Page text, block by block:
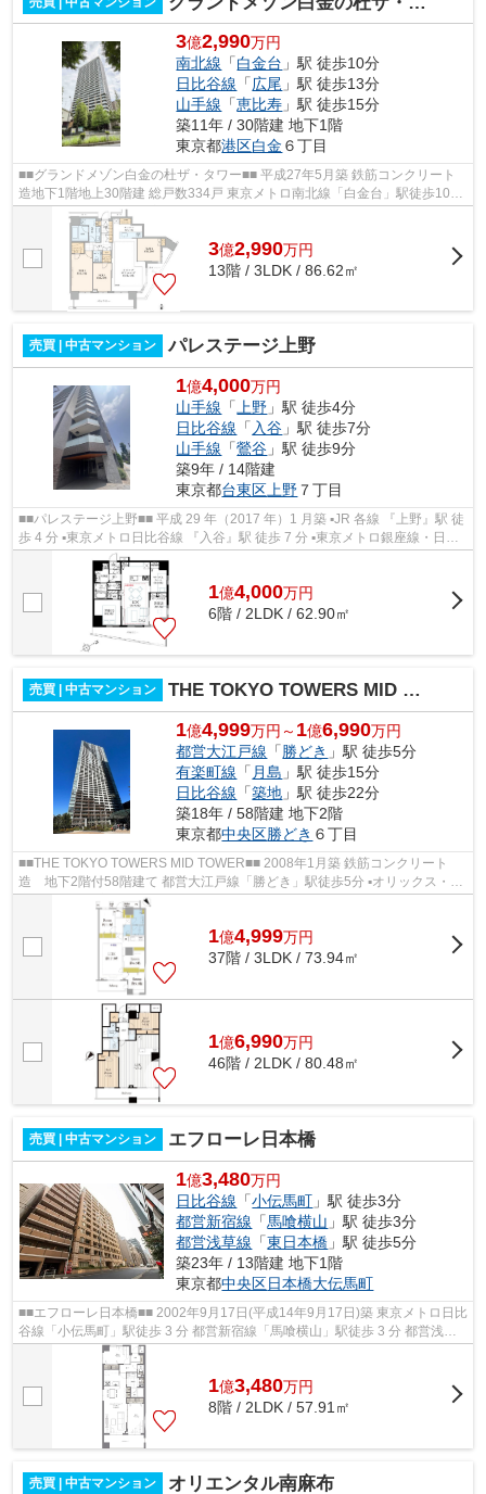
3億2,990万円
南北線 「白金台 」駅 徒歩10分
日比谷線 「広尾 」駅 徒歩13分
山手線 「恵比寿 」駅 徒歩15分
築11年 / 30階建 地下1階
東京都港区白金 ６丁目
■■グランドメゾン白金の杜ザ・タワー■■ 平成27年5月築 鉄筋コンクリート
造地下1階地上30階建 総戸数334戸 東京メトロ南北線「白金台」駅徒歩10分
東京メトロ日比谷線「広尾」駅徒歩1...
3億2,990万円
13階 / 3LDK / 86.62㎡
売買 | 中古マンション パレステージ上野
1億4,000万円
山手線 「上野 」駅 徒歩4分
日比谷線 「 入谷 」駅 徒歩7分
山手線 「鶯谷 」駅 徒歩9分
築9年 / 14階建
東京都台東区上野 ７丁目
■■パレステージ上野■■ 平成 29 年（2017 年）1 月築 ▪JR 各線 『上野』駅 徒
歩 4 分 ▪東京メトロ日比谷線 『入谷』駅 徒歩 7 分 ▪東京メトロ銀座線・日比
谷線 『上野』駅 徒歩 8 分 ...
1億4,000万円
6階 / 2LDK / 62.90㎡
売買 | 中古マンション THE TOKYO TOWERS MID TOWER
1億4,999万円～ 1億6,990万円
都営大江戸線 「 勝どき 」駅 徒歩5分
有楽町線 「 月島 」駅 徒歩15分
日比谷線 「築地 」駅 徒歩22分
築18年 / 58階建 地下2階
東京都中央区勝どき ６丁目
■■THE TOKYO TOWERS MID TOWER■■ 2008年1月築 鉄筋コンクリート
造 地下2階付58階建て 都営大江戸線「勝どき」駅徒歩5分 ▪オリックス・住
商・東急不動産旧分譲×前田建設・大成建...
1億4,999万円
37階 / 3LDK / 73.94㎡
1億6,990万円
46階 / 2LDK / 80.48㎡
売買 | 中古マンション エフローレ日本橋
1億3,480万円
日比谷線 「小伝馬町 」駅 徒歩3分
都営新宿線 「馬喰横山 」駅 徒歩3分
都営浅草線 「東日本橋 」駅 徒歩5分
築23年 / 13階建 地下1階
東京都中央区日本橋大伝馬町
■■エフローレ日本橋■■ 2002年9月17日(平成14年9月17日)築 東京メトロ日比
谷線「小伝馬町」駅徒歩 3 分 都営新宿線「馬喰横山」駅徒歩 3 分 都営浅草
線「東日本橋」駅徒歩 5 分 東京...
1億3,480万円
8階 / 2LDK / 57.91㎡
売買 | 中古マンション オリエンタル南麻布